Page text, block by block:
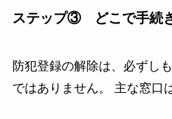
ステップ③ どこで手続
防犯登録の解除は、必ずし
ではありません。 主な窓口